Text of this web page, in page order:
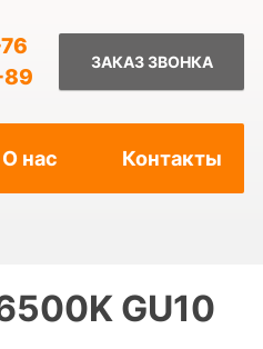
ЗАКАЗ ЗВОНКА
О нас Контакты
GU10